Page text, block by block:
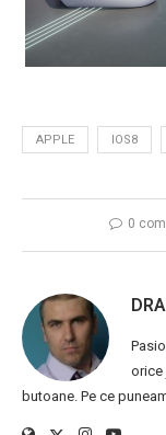
APPLE IOS8
0
orice
butoane. Pe ce